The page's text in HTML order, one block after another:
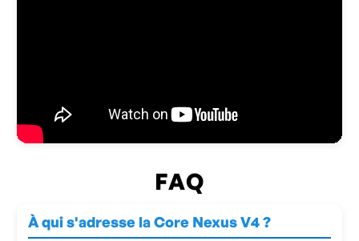
FAQ
À qui s'adresse la Core Nexus V4 ?